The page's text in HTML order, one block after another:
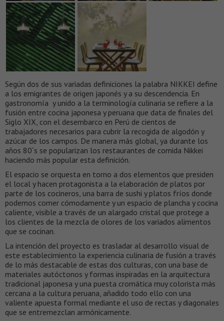
Según dos de sus variadas definiciones la palabra NIKKEI define
a los emigrantes de origen japonés y a su descendencia. En
gastronomía y unido a la terminología culinaria se refiere a la
fusión entre cocina japonesa y peruana que data de finales del
Siglo XIX, con el desembarco en Perú de cientos de
trabajadores necesarios para cubrir la recogida de algodón y
azúcar de los campos. De manera más global, ya durante los
años 80´s se popularizan los restaurantes de comida Nikkei
haciendo más popular esta definición.
El espacio se orquesta en torno a dos elementos que presiden
el local y hacen protagonista a la elaboración de platos por
parte de los cocineros, una barra de sushi y platos fríos donde
podemos comer cómodamente y un espacio de plancha y cocina
caliente, visible a través de un alargado cristal que protege a
los clientes de la mezcla de olores de los variados alimentos
que se cocinan.
La intención del proyecto es trasladar al desarrollo visual de
este establecimiento la experiencia culinaria de fusión a través
de lo más destacable de estas dos culturas, con una base de
materiales autóctonos y formas inspiradas en la arquitectura
tradicional japonesa y una puesta cromática muy colorista más
cercana a la cultura peruana, añadido todo ello con una
valiente apuesta formal mediante el uso de rectas y diagonales
que se entremezclan armónicamente.